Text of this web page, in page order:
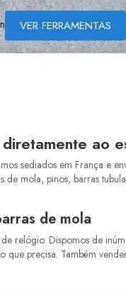
VER FERRAMENTAS
ao
sediados em França e
mola, pinos, barras
de mola
relógio. Dispomos de
precisa. Também